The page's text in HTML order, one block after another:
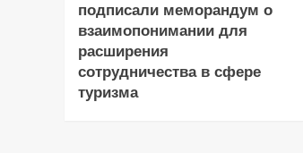
подписали меморандум о
взаимопонимании для
расширения
сотрудничества в сфере
туризма